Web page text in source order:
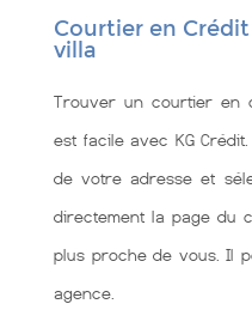
Courtier en
villa
Trouver un courtier en
est facile avec KG
de votre adresse et
directement la page du
plus proche de vous. Il
agence.